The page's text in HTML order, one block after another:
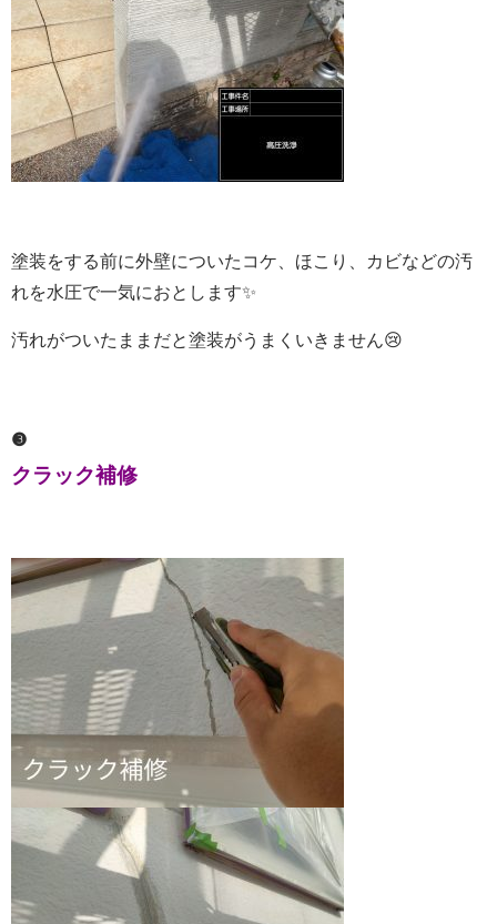
塗装をする前に外壁についたコケ、ほこり、カビなどの汚
れを水圧で一気におとします✨
汚れがついたままだと塗装がうまくいきません😢
❸
クラック補修